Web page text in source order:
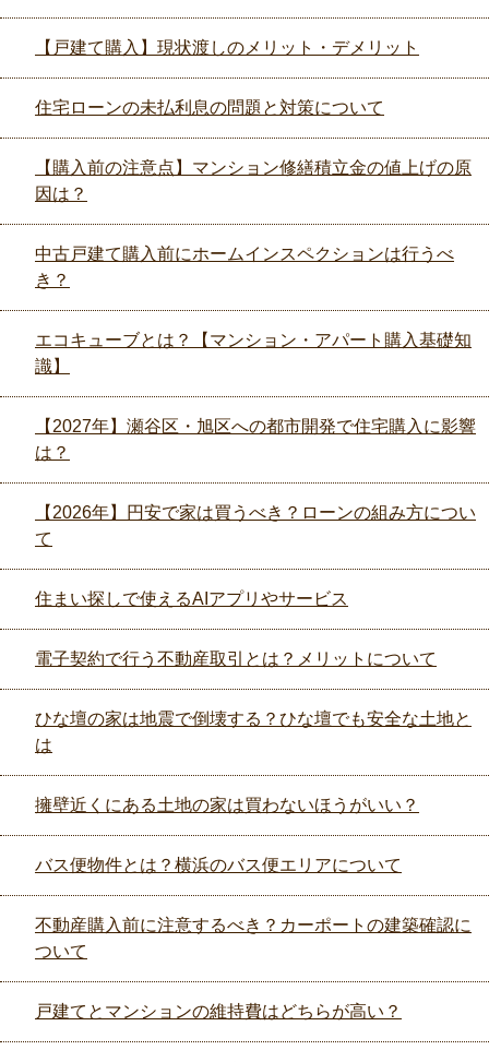
【戸建て購入】現状渡しのメリット・デメリット
住宅ローンの未払利息の問題と対策について
【購入前の注意点】マンション修繕積立金の値上げの原
因は？
中古戸建て購入前にホームインスペクションは行うべ
き？
エコキューブとは？【マンション・アパート購入基礎知
識】
【2027年】瀬谷区・旭区への都市開発で住宅購入に影響
は？
【2026年】円安で家は買うべき？ローンの組み方につい
て
住まい探しで使えるAIアプリやサービス
電子契約で行う不動産取引とは？メリットについて
ひな壇の家は地震で倒壊する？ひな壇でも安全な土地と
は
擁壁近くにある土地の家は買わないほうがいい？
バス便物件とは？横浜のバス便エリアについて
不動産購入前に注意するべき？カーポートの建築確認に
ついて
戸建てとマンションの維持費はどちらが高い？